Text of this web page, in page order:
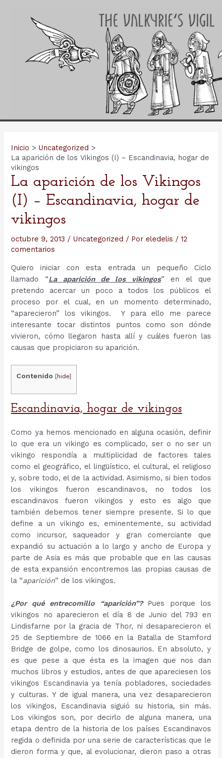
Inicio
Uncategorized
La aparición de los Vikingos (I) – Escandinavia, hogar de
vikingos
La aparición de los Vikingos
(I) – Escandinavia, hogar de
vikingos
octubre 9, 2013 / Uncategorized / Poreledelis /12
comentarios
Quiero iniciar con esta entrada un pequeño Ciclo
llamado “La aparición de los vikingos” en el que
pretendo acercar un poco a todos los públicos el
proceso por el cual, en un momento determinado,
“aparecieron” los vikingos. Y para ello me parece
interesante tocar distintos puntos como son dónde
vivieron, cómo llegaron hasta allí y cuáles fueron las
causas que propiciaron su aparición.
Contenido [hide]
Escandinavia, hogar de vikingos
Como ya hemos mencionado en alguna ocasión, definir
lo que era un vikingo es complicado, ser o no ser un
vikingo respondía a multiplicidad de factores tales
como el geográfico, el lingüístico, el cultural, el religioso
y, sobre todo, el de la actividad. Asimismo, si bien todos
los vikingos fueron escandinavos, no todos los
escandinavos fueron vikingos y esto es algo que
también debemos tener siempre presente. Si lo que
define a un vikingo es, eminentemente, su actividad
como incursor, saqueador y gran comerciante que
expandió su actuación a lo largo y ancho de Europa y
parte de Asia es más que probable que en las causas
de esta expansión encontremos las propias causas de
la “aparición” de los vikingos.
¿Por qué entrecomillo “aparición”? Pues porque los
vikingos no aparecieron el día 8 de Junio del 793 en
Lindisfarne por la gracia de Thor, ni desaparecieron el
25 de Septiembre de 1066 en la Batalla de Stamford
Bridge de golpe, como los dinosaurios. En absoluto, y
es que pese a que ésta es la imagen que nos dan
muchos libros y estudios, antes de que apareciesen los
vikingos Escandinavia ya tenía pobladores, sociedades
y culturas. Y de igual manera, una vez desaparecieron
los vikingos, Escandinavia siguió su historia, sin más.
Los vikingos son, por decirlo de alguna manera, una
etapa dentro de la historia de los países Escandinavos
regida o definida por una serie de características que le
dieron forma y que, al evolucionar, dieron paso a otras